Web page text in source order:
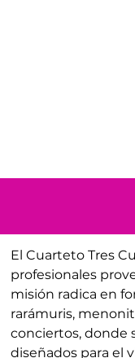
El Cuarteto Tres
profesionales
misión radica en
rarámuris,
conciertos, donde
diseñados para el